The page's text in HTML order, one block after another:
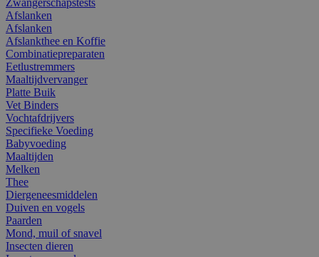
Afslanken
Afslanken
Afslankthee en Koffie
Combinatiepreparaten
Eetlustremmers
Maaltijdvervanger
Platte Buik
Vet Binders
Vochtafdrijvers
Specifieke Voeding
Babyvoeding
Maaltijden
Melken
Thee
Diergeneesmiddelen
Duiven en vogels
Paarden
Mond, muil of snavel
Insecten dieren